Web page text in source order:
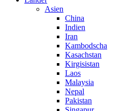
Asien
China
Indien
Iran
Kambodscha
Kasachstan
Kirgisistan
Laos
Malaysia
Nepal
Pakistan